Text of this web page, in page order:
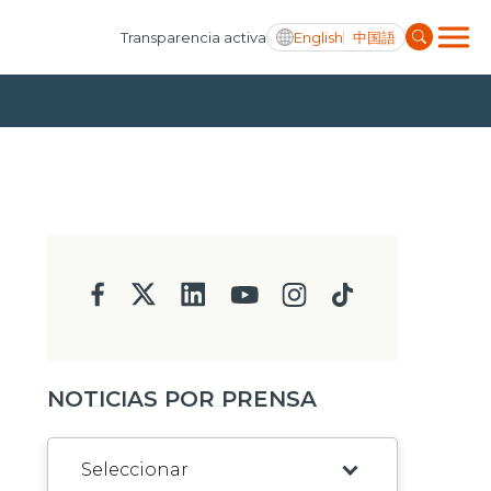
Transparencia activa English 中国語
NOTICIAS POR PRENSA